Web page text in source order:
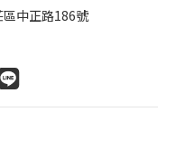
中正路186號